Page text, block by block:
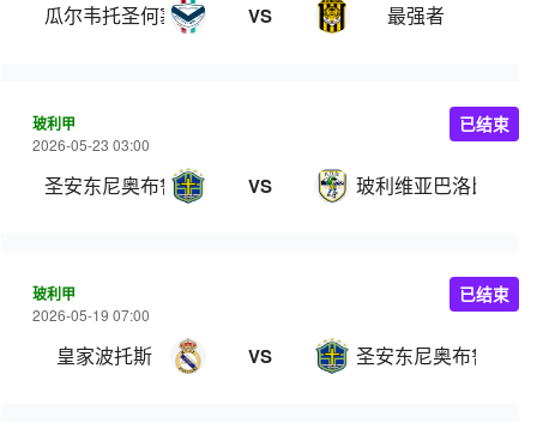
瓜尔韦托圣何塞 VS 最强者
玻利甲
2026-05-23 03:00
圣安东尼奥布鲁布鲁 VS 玻利维亚巴洛比学院
已结束
玻利甲
2026-05-19 07:00
皇家波托斯 VS 圣安东尼奥布鲁布鲁
已结束